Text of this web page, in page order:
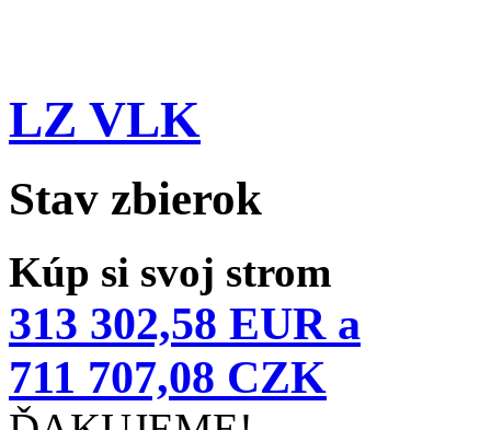
LZ VLK
Stav zbierok
Kúp si svoj strom
313 302,58 EUR a
711 707,08 CZK